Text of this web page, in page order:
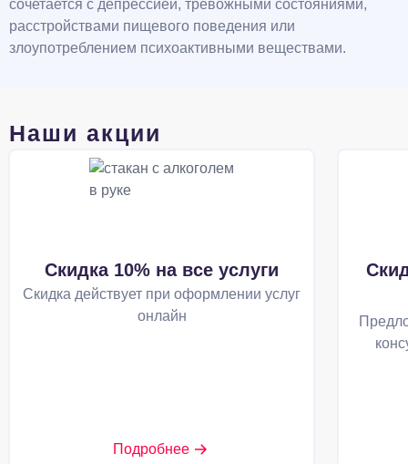
сочетается с депрессией, тревожными состояниями,
расстройствами пищевого поведения или
злоупотреблением психоактивными веществами.
Наши акции
Скидка 10% на все услуги
Скидка действует при оформлении услуг
онлайн
Подробнее